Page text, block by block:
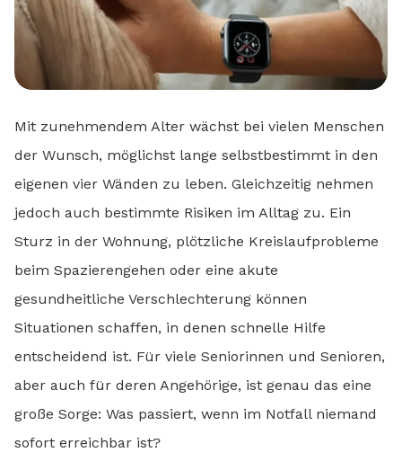
Mit zunehmendem Alter wächst bei vielen Menschen
der Wunsch, möglichst lange selbstbestimmt in den
eigenen vier Wänden zu leben. Gleichzeitig nehmen
jedoch auch bestimmte Risiken im Alltag zu. Ein
Sturz in der Wohnung, plötzliche Kreislaufprobleme
beim Spazierengehen oder eine akute
gesundheitliche Verschlechterung können
Situationen schaffen, in denen schnelle Hilfe
entscheidend ist. Für viele Seniorinnen und Senioren,
aber auch für deren Angehörige, ist genau das eine
große Sorge: Was passiert, wenn im Notfall niemand
sofort erreichbar ist?